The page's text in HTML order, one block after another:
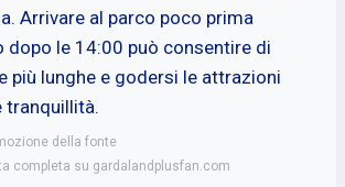
Arrivare al parco poco prima
dopo le 14:00 può consentire di
più lunghe e godersi le attrazioni
tranquillità.
della fonte
completa su gardalandplusfan.com